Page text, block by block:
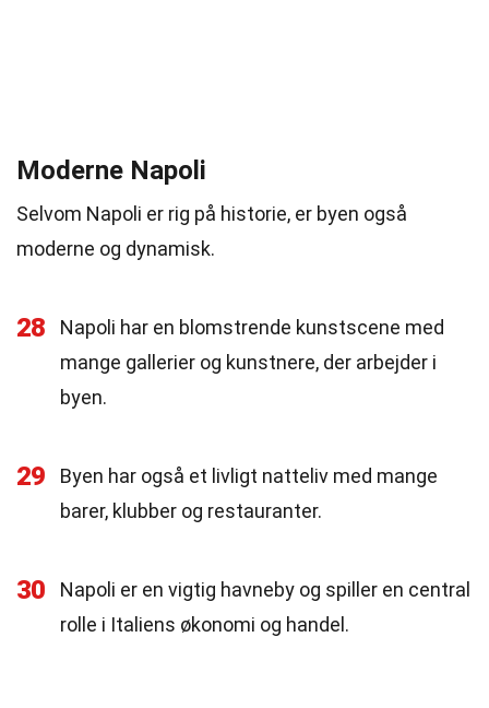
Moderne Napoli
Selvom Napoli er rig på historie, er byen også
moderne og dynamisk.
28
Napoli har en blomstrende kunstscene med
mange gallerier og kunstnere, der arbejder i
byen.
29
Byen har også et livligt natteliv med mange
barer, klubber og restauranter.
30
Napoli er en vigtig havneby og spiller en central
rolle i Italiens økonomi og handel.